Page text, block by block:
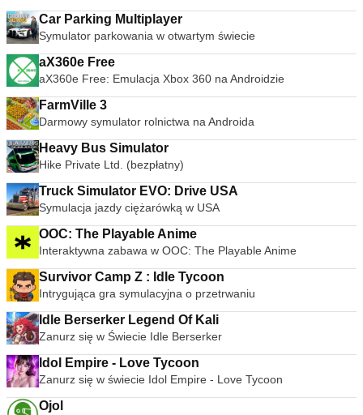
Car Parking Multiplayer
Symulator parkowania w otwartym świecie
aX360e Free
aX360e Free: Emulacja Xbox 360 na Androidzie
FarmVille 3
Darmowy symulator rolnictwa na Androida
Heavy Bus Simulator
Hike Private Ltd. (bezpłatny)
Truck Simulator EVO: Drive USA
Symulacja jazdy ciężarówką w USA
OOC: The Playable Anime
Interaktywna zabawa w OOC: The Playable Anime
Survivor Camp Z : Idle Tycoon
Intrygująca gra symulacyjna o przetrwaniu
Idle Berserker Legend Of Kali
Zanurz się w Świecie Idle Berserker
Idol Empire - Love Tycoon
Zanurz się w świecie Idol Empire - Love Tycoon
Ojol